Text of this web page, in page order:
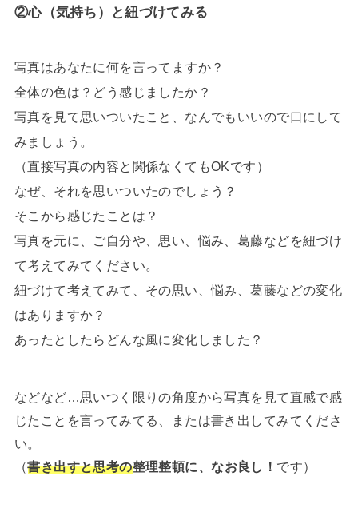
②心（気持ち）と紐づけてみる
写真はあなたに何を言ってますか？
全体の色は？どう感じましたか？
写真を見て思いついたこと、なんでもいいので口にして
みましょう。
（直接写真の内容と関係なくてもOKです）
なぜ、それを思いついたのでしょう？
そこから感じたことは？
写真を元に、ご自分や、思い、悩み、葛藤などを紐づけ
て考えてみてください。
紐づけて考えてみて、その思い、悩み、葛藤などの変化
はありますか？
あったとしたらどんな風に変化しました？
などなど…思いつく限りの角度から写真を見て直感で感
じたことを言ってみてる、または書き出してみてくださ
い。
（書き出すと思考の整理整頓に、なお良し！ です）